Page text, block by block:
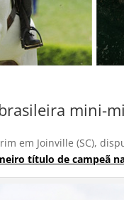
mini-
em Joinville (SC),
título de campeã